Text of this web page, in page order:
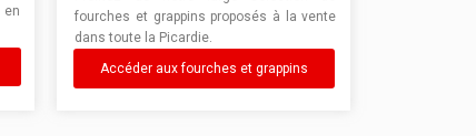
fourches et grappins proposés à la vente
dans toute la Picardie.
Accéder aux fourches et grappins